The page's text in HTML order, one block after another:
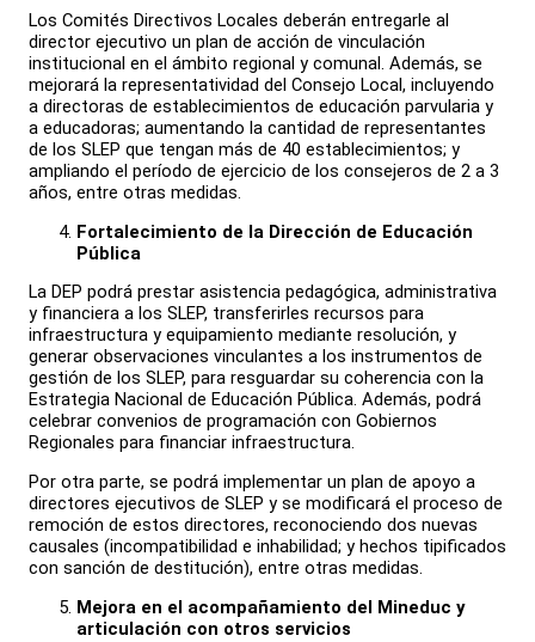
Los Comités Directivos Locales deberán entregarle al
director ejecutivo un plan de acción de vinculación
institucional en el ámbito regional y comunal. Además, se
mejorará la representatividad del Consejo Local, incluyendo
a directoras de establecimientos de educación parvularia y
a educadoras; aumentando la cantidad de representantes
de los SLEP que tengan más de 40 establecimientos; y
ampliando el período de ejercicio de los consejeros de 2 a 3
años, entre otras medidas.
Fortalecimiento de la Dirección de Educación
Pública
La DEP podrá prestar asistencia pedagógica, administrativa
y financiera a los SLEP, transferirles recursos para
infraestructura y equipamiento mediante resolución, y
generar observaciones vinculantes a los instrumentos de
gestión de los SLEP, para resguardar su coherencia con la
Estrategia Nacional de Educación Pública. Además, podrá
celebrar convenios de programación con Gobiernos
Regionales para financiar infraestructura.
Por otra parte, se podrá implementar un plan de apoyo a
directores ejecutivos de SLEP y se modificará el proceso de
remoción de estos directores, reconociendo dos nuevas
causales (incompatibilidad e inhabilidad; y hechos tipificados
con sanción de destitución), entre otras medidas.
Mejora en el acompañamiento del Mineduc y
articulación con otros servicios